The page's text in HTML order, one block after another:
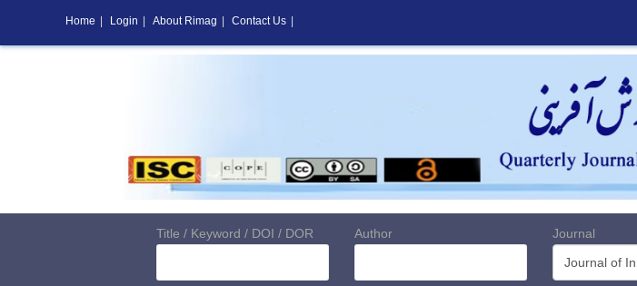
Title / Keyword / DOI / DOR Author
Journal
Home Login About Rimag Contact Us